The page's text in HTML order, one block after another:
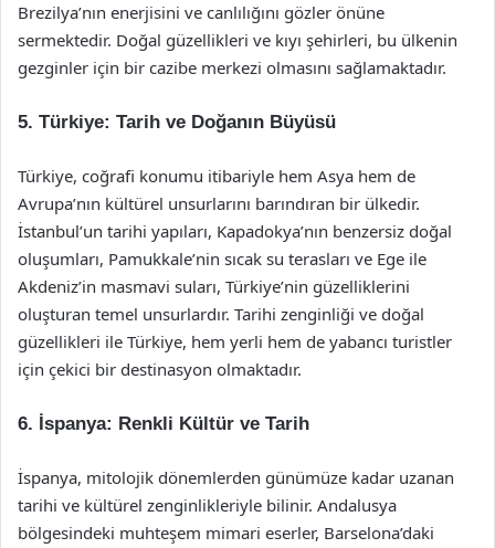
Brezilya’nın enerjisini ve canlılığını gözler önüne
sermektedir. Doğal güzellikleri ve kıyı şehirleri, bu ülkenin
gezginler için bir cazibe merkezi olmasını sağlamaktadır.
5. Türkiye: Tarih ve Doğanın Büyüsü
Türkiye, coğrafi konumu itibariyle hem Asya hem de
Avrupa’nın kültürel unsurlarını barındıran bir ülkedir.
İstanbul’un tarihi yapıları, Kapadokya’nın benzersiz doğal
oluşumları, Pamukkale’nin sıcak su terasları ve Ege ile
Akdeniz’in masmavi suları, Türkiye’nin güzelliklerini
oluşturan temel unsurlardır. Tarihi zenginliği ve doğal
güzellikleri ile Türkiye, hem yerli hem de yabancı turistler
için çekici bir destinasyon olmaktadır.
6. İspanya: Renkli Kültür ve Tarih
İspanya, mitolojik dönemlerden günümüze kadar uzanan
tarihi ve kültürel zenginlikleriyle bilinir. Andalusya
bölgesindeki muhteşem mimari eserler, Barselona’daki